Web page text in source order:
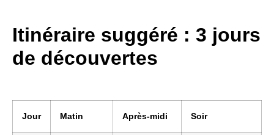
Itinéraire suggéré : 3 jours
de découvertes
Jour Matin Après-midi Soir